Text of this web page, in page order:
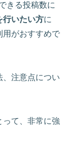
きる投稿数に
行いたい方に
用がおすすめで
、注意点につい
って、非常に強